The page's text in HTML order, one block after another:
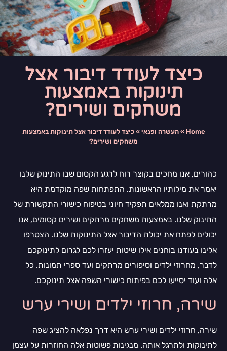
כיצד לעודד דיבור אצל
תינוקות באמצעות
משחקים ושירים?
Home
»העשרה ופנאי »כיצד לעודד דיבור אצל תינוקות באמצעות
משחקים ושירים?
כהורים, אנו מחכים בקוצר רוח לרגע הקסום שבו התינוק שלנו
יאמר את מילותיו הראשונות. התפתחות שפה מוקדמת היא
מרתקת ואנו ממלאים תפקיד חיוני בטיפוח כישורי התקשורת של
התינוק שלנו. באמצעות משחקים מרתקים ושירים קסומים, אנו
יכולים לפתח את יכולת הדיבור אצל התינוקות שלנו. הצטרפו
אלינו בעודנו בוחנים אילו שיטות יעזרו לכם לגרום לתינוקכם
לדבר, מחרוזי ילדים וסיפורים מרתקים ועד ספרי תמונות. כל
אלה ועוד יסייעו לכם בפיתוח כישורי השפה אצל תינוקכם.
שירה, חרוזי ילדים ושירי ערש
שירה, חרוזי ילדים ושירי ערש היא דרך נפלאה להציג שפה
לתינוקות ולתרגל אותה. מנגינות פשוטות אלה החוזרות על עצמן